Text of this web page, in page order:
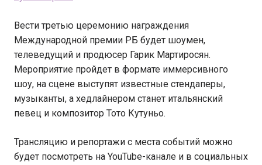
Вести третью церемонию награждения
Международной премии РБ будет шоумен,
телеведущий и продюсер Гарик Мартиросян.
Мероприятие пройдет в формате иммерсивного
шоу, на сцене выступят известные стендаперы,
музыканты, а хедлайнером станет итальянский
певец и композитор Тото Кутуньо.
Трансляцию и репортажи с места событий можно
будет посмотреть на YouTube-канале и в социальных